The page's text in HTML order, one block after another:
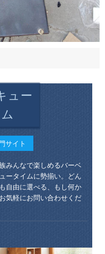
ュー
サイト
みんなで楽しめるバーベ
ータイムに勢揃い。どん
自由に選べる、もし何か
気軽にお問い合わせくだ